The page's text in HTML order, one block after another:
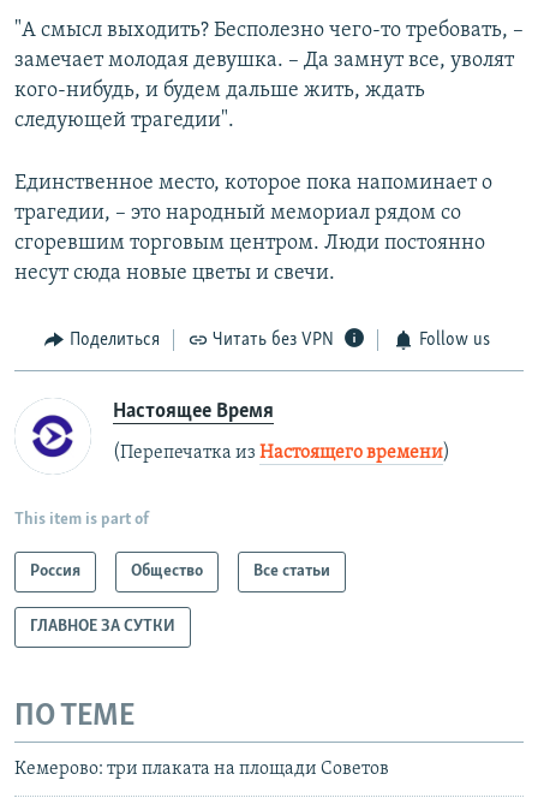
"А смысл выходить? Бесполезно чего-то требовать, –
замечает молодая девушка. – Да замнут все, уволят
кого-нибудь, и будем дальше жить, ждать
следующей трагедии".
Единственное место, которое пока напоминает о
трагедии, – это народный мемориал рядом со
сгоревшим торговым центром. Люди постоянно
несут сюда новые цветы и свечи.
Поделиться Читать без VPN Follow us
Настоящее Время
(Перепечатка из Настоящего времени)
This item is part of
Россия Общество Все статьи
ГЛАВНОЕ ЗА СУТКИ
ПО ТЕМЕ
Кемерово: три плаката на площади Советов